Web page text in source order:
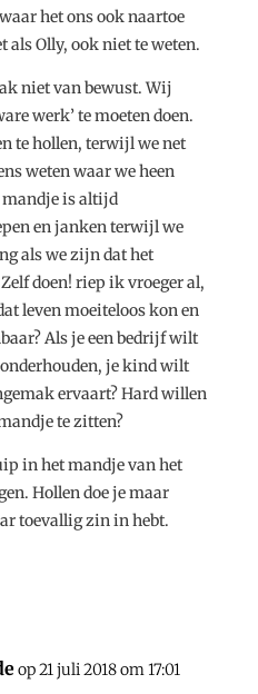
het ons ook naartoe
als Olly, ook niet te weten.
niet van bewust. Wij
werk’ te moeten doen.
te hollen, terwijl we net
weten waar we heen
mandje is altijd
en janken terwijl we
als we zijn dat het
doen! riep ik vroeger al,
leven moeiteloos kon en
Als je een bedrijf wilt
je kind wilt
ervaart? Hard willen
te zitten?
in het mandje van het
Hollen doe je maar
toevallig zin in hebt.
op 21 juli 2018 om 17:01